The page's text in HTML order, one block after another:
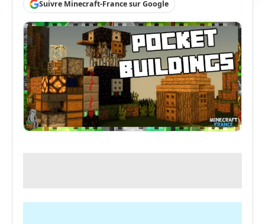
Suivre Minecraft-France sur Google